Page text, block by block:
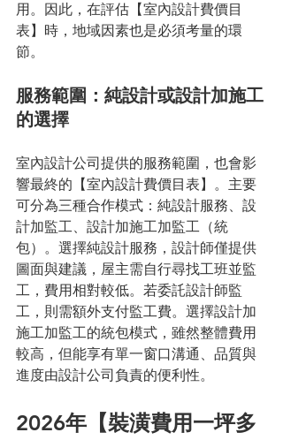
用。因此，在評估【室內設計費價目
表】時，地域因素也是必須考量的環
節。
服務範圍：純設計或設計加施工
的選擇
室內設計公司提供的服務範圍，也會影
響最終的【室內設計費價目表】。主要
可分為三種合作模式：純設計服務、設
計加監工、設計加施工加監工（統
包）。選擇純設計服務，設計師僅提供
圖面與建議，屋主需自行尋找工班並監
工，費用相對較低。若委託設計師監
工，則需額外支付監工費。選擇設計加
施工加監工的統包模式，雖然整體費用
較高，但能享有單一窗口溝通、品質與
進度由設計公司負責的便利性。
2026年【裝潢費用一坪多